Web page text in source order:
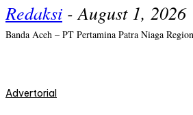
Redaksi - August 1, 2026
Banda Aceh – PT Pertamina Patra Niaga
Advertorial